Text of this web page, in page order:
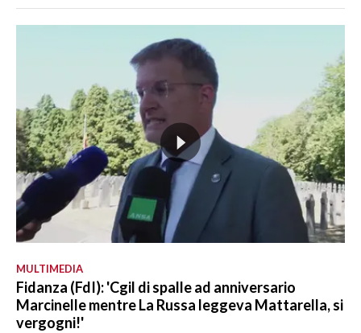
MULTIMEDIA
Fidanza (FdI): 'Cgil di spalle ad anniversario
Marcinelle mentre La Russa leggeva Mattarella, si
vergogni!'